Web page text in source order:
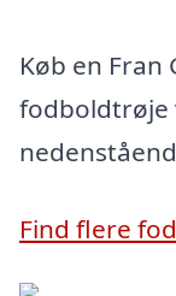
Køb en Fran
fodboldtrøje
Find flere